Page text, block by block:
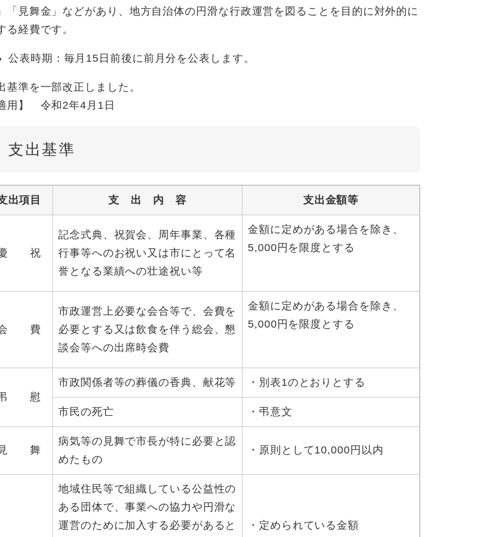
「見舞金」などがあり、地方自治体の円滑な行政運営を図ることを目的に対外的に
る経費です。
公表時期：毎月15日前後に前月分を公表します。
基準を一部改正しました。
用】 令和2年4月1日
支出基準
出項目 支 出 内 容 支出金額等
祝
記念式典、祝賀会、周年事業、各種
行事等へのお祝い又は市にとって名
誉となる業績への壮途祝い等
金額に定めがある場合を除き、
5,000円を限度とする
費
市政運営上必要な会合等で、会費を
必要とする又は飲食を伴う総会、懇
談会等への出席時会費
金額に定めがある場合を除き、
5,000円を限度とする
慰
市政関係者等の葬儀の香典、献花等 ・別表1のとおりとする
市民の死亡 ・弔意文
舞
病気等の見舞で市長が特に必要と認
めたもの
・原則として10,000円以内
地域住民等で組織している公益性の
ある団体で、事業への協力や円滑な
運営のために加入する必要があると
・定められている金額